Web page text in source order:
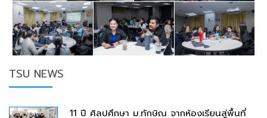
TSU NEWS
11 ปี ศิลปศึกษา ม.ทักษิณ จากห้องเรียนสู่พื้นที่